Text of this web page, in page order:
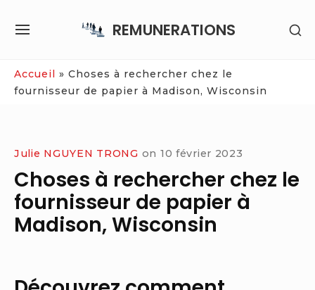
REMUNERATIONS
SITE
Accueil » Choses à rechercher chez le
fournisseur de papier à Madison, Wisconsin
Julie NGUYEN TRONG on 10 février 2023
Choses à rechercher chez le
fournisseur de papier à
Madison, Wisconsin